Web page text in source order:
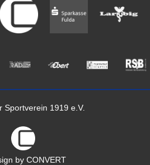
Sportverein 1919 e.V.
by CONVERT